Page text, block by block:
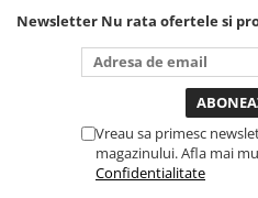
Newsletter Nu rata ofertele si
Vreau sa primesc
magazinului. Afla mai
Confidentialitate